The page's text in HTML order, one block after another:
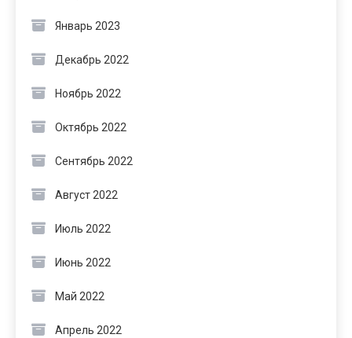
Январь 2023
Декабрь 2022
Ноябрь 2022
Октябрь 2022
Сентябрь 2022
Август 2022
Июль 2022
Июнь 2022
Май 2022
Апрель 2022